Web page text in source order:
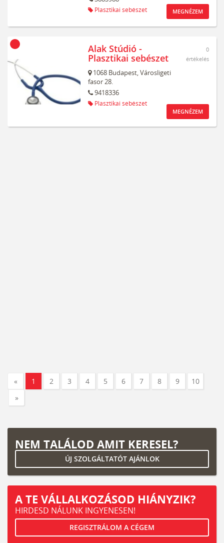
Plasztikai sebészet MEGNÉZEM
Alak Stúdió -
Plasztikai sebészet
1068 Budapest,Városligeti
fasor 28.
9418336
Plasztikai sebészet
0
értékelés
MEGNÉZEM
« 1 2 3 4 5 6 7 8 9
10
»
NEM TALÁLOD AMIT KERESEL?
ÚJ SZOLGÁLTATÓT AJÁNLOK
A TE VÁLLALKOZÁSOD HIÁNYZIK?
HIRDESD NÁLUNK INGYENESEN!
REGISZTRÁLOM A CÉGEM